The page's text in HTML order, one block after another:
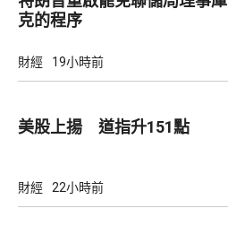
克的程序
財經 19小時前
美股上揚 道指升151點
財經 22小時前